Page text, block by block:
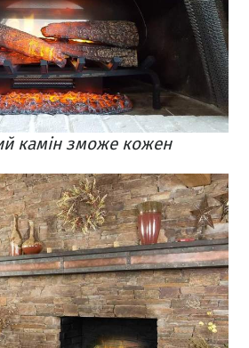
камін зможе кожен